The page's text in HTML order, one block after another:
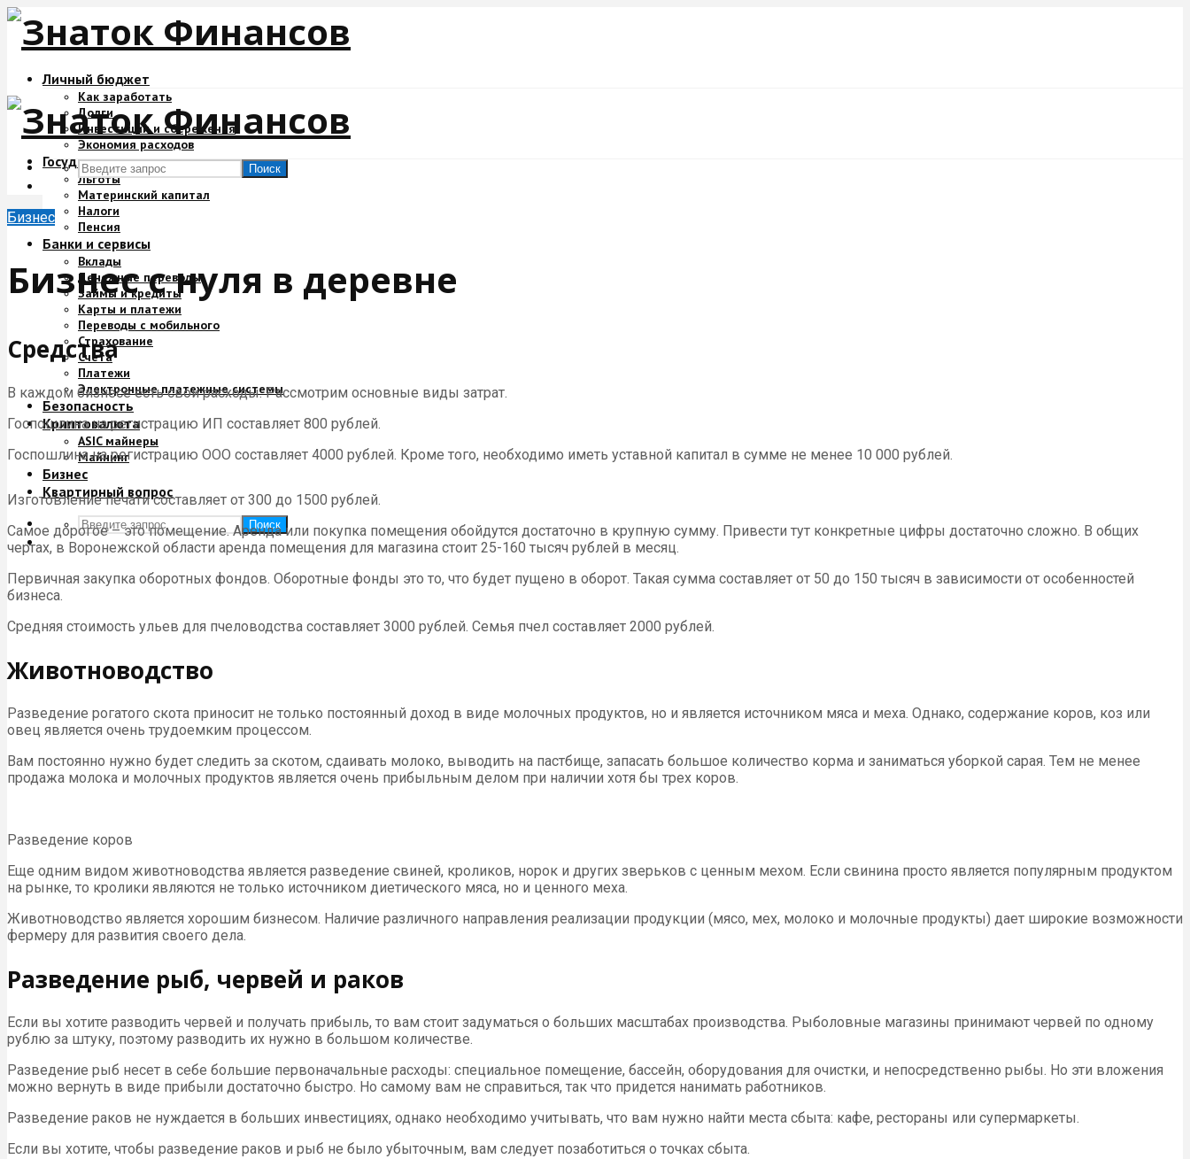
Личный бюджет
Как заработать
Долги
Инвестиции и сбережения
Экономия расходов
Государство и деньги
Льготы
Материнский капитал
Налоги
Пенсия
Банки и сервисы
Вклады
Денежные переводы
Займы и кредиты
Карты и платежи
Переводы с мобильного
Страхование
Счета
Платежи
Электронные платежные системы
Безопасность
Криптовалюта
ASIC майнеры
Майнинг
Бизнес
Квартирный вопрос
Поиск
Поиск
Бизнес
Бизнес с нуля в деревне
Средства
В каждом бизнесе есть свои расходы. Рассмотрим основные виды затрат.
Госпошлина на регистрацию ИП составляет 800 рублей.
Госпошлина на регистрацию ООО составляет 4000 рублей. Кроме того, необходимо иметь уставной капитал в сумме не менее 10 000 рублей.
Изготовление печати составляет от 300 до 1500 рублей.
Самое дорогое – это помещение. Аренда или покупка помещения обойдутся достаточно в крупную сумму. Привести тут конкретные цифры достаточно сложно. В общих
чертах, в Воронежской области аренда помещения для магазина стоит 25-160 тысяч рублей в месяц.
Первичная закупка оборотных фондов. Оборотные фонды это то, что будет пущено в оборот. Такая сумма составляет от 50 до 150 тысяч в зависимости от особенностей
бизнеса.
Средняя стоимость ульев для пчеловодства составляет 3000 рублей. Семья пчел составляет 2000 рублей.
Животноводство
Разведение рогатого скота приносит не только постоянный доход в виде молочных продуктов, но и является источником мяса и меха. Однако, содержание коров, коз или
овец является очень трудоемким процессом.
Вам постоянно нужно будет следить за скотом, сдаивать молоко, выводить на пастбище, запасать большое количество корма и заниматься уборкой сарая. Тем не менее
продажа молока и молочных продуктов является очень прибыльным делом при наличии хотя бы трех коров.
Разведение коров
Еще одним видом животноводства является разведение свиней, кроликов, норок и других зверьков с ценным мехом. Если свинина просто является популярным продуктом
на рынке, то кролики являются не только источником диетического мяса, но и ценного меха.
Животноводство является хорошим бизнесом. Наличие различного направления реализации продукции (мясо, мех, молоко и молочные продукты) дает широкие возможности
фермеру для развития своего дела.
Разведение рыб, червей и раков
Если вы хотите разводить червей и получать прибыль, то вам стоит задуматься о больших масштабах производства. Рыболовные магазины принимают червей по одному
рублю за штуку, поэтому разводить их нужно в большом количестве.
Разведение рыб несет в себе большие первоначальные расходы: специальное помещение, бассейн, оборудования для очистки, и непосредственно рыбы. Но эти вложения
можно вернуть в виде прибыли достаточно быстро. Но самому вам не справиться, так что придется нанимать работников.
Разведение раков не нуждается в больших инвестициях, однако необходимо учитывать, что вам нужно найти места сбыта: кафе, рестораны или супермаркеты.
Если вы хотите, чтобы разведение раков и рыб не было убыточным, вам следует позаботиться о точках сбыта.